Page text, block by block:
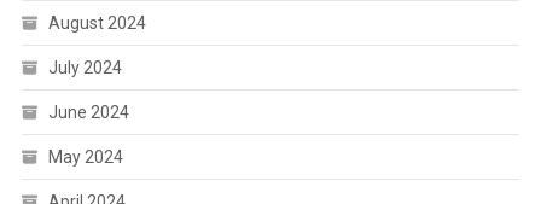
August 2024
July 2024
June 2024
May 2024